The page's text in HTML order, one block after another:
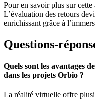
Pour en savoir plus sur
L’évaluation des retours
enrichissant grâce à
Questions-
Quels sont les avantages
dans les projets Orbio ?
La réalité virtuelle offre